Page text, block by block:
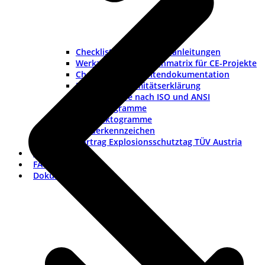
Checklisten und Musteranleitungen
Werkzeuge und Rollenmatrix für CE-Projekte
Checkliste Lieferantendokumentation
Muster-Konformitätserklärung
Warnhinweise nach ISO und ANSI
ISO-Piktogramme
ANSI-Piktogramme
Länderkennzeichen
Vortrag Explosionsschutztag TÜV Austria
FAQ
Dokumentation